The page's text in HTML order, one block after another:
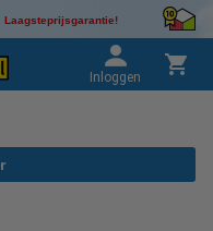
Laagsteprijsgarantie!
Inloggen